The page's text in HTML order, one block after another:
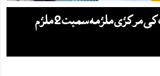
اے ٹی ایم فراڈ؛ گینگ کی مرکزی ملزمہ سمیت 2 ملزم